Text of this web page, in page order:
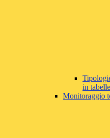
in
Monitoraggio